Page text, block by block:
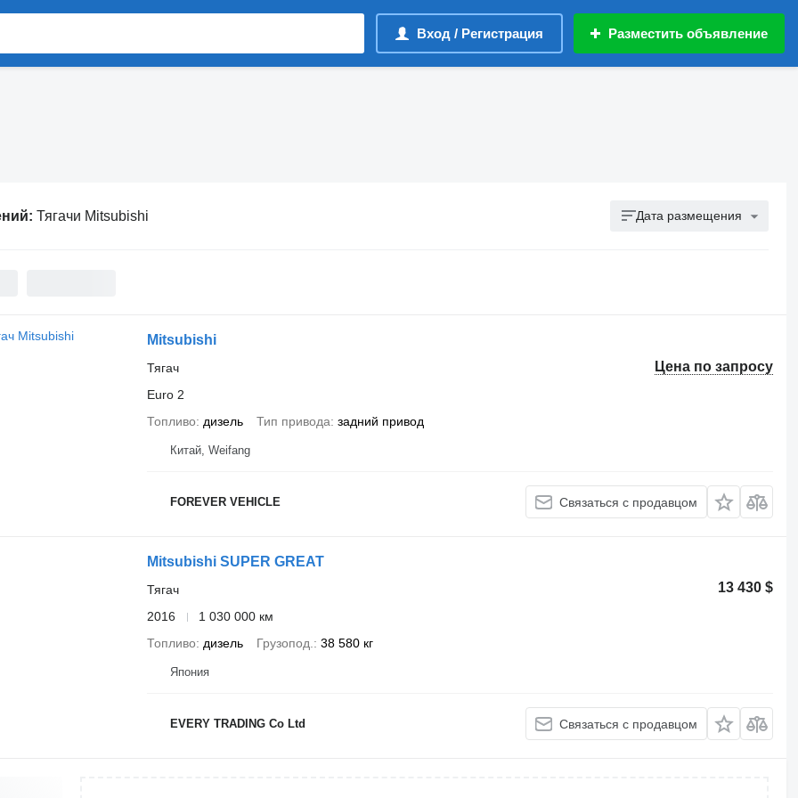
Вход / Регистрация Разместить объявление
Тягачи Mitsubishi Дата размещения
Mitsubishi
Цена по запросу
Тягач
Euro 2
Топливо
дизель Тип привода задний привод
Китай, Weifang
FOREVER VEHICLE Связаться с продавцом
Mitsubishi SUPER GREAT
13 430 $
Тягач
2016
1 030 000 км
Топливо
дизель Грузопод. 38 580 кг
Япония
EVERY TRADING Co Ltd Связаться с продавцом